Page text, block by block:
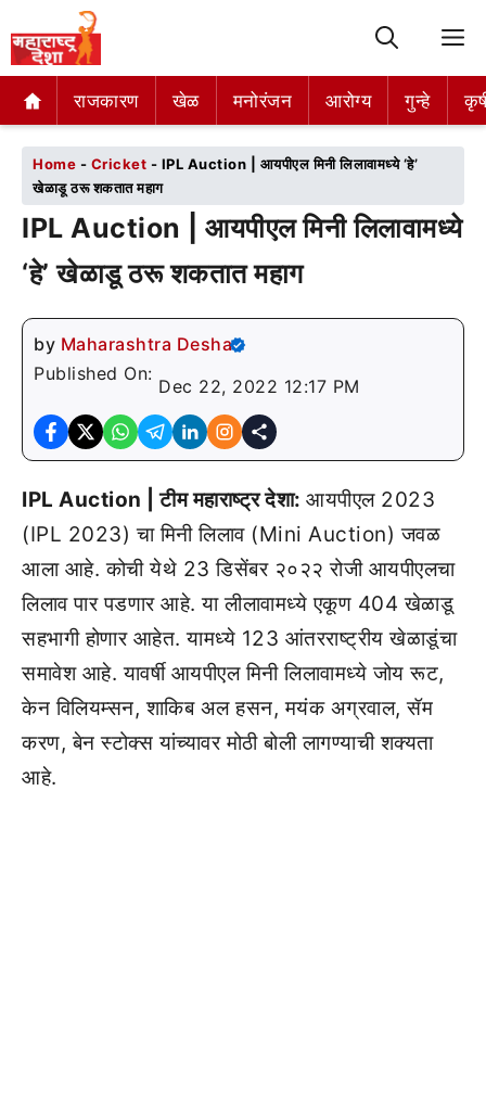
राजकारण खेळ मनोरंजन आरोग्य गुन्हे
राजकारण खेळ मनोरंजन आरोग्य गुन्हे
Home - Cricket - IPL Auction | आयपीएल मिनी लिलावामध्ये ‘हे’
खेळाडू ठरू शकतात महाग
IPL Auction | आयपीएल मिनी लिलावामध्ये
‘हे’ खेळाडू ठरू शकतात महाग
by Maharashtra Desha
Published On:
Dec 22, 2022 12:17 PM
IPL Auction | टीम महाराष्ट्र देशा: आयपीएल 2023
(IPL 2023) चा मिनी लिलाव (Mini Auction) जवळ
आला आहे. कोची येथे 23 डिसेंबर २०२२ रोजी आयपीएलचा
लिलाव पार पडणार आहे. या लीलावामध्ये एकूण 404 खेळाडू
सहभागी होणार आहेत. यामध्ये 123 आंतरराष्ट्रीय खेळाडूंचा
समावेश आहे. यावर्षी आयपीएल मिनी लिलावामध्ये जोय रूट,
केन विलियम्सन, शाकिब अल हसन, मयंक अग्रवाल, सॅम
करण, बेन स्टोक्स यांच्यावर मोठी बोली लागण्याची शक्यता
आहे.